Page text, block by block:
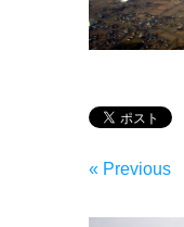
« Previous